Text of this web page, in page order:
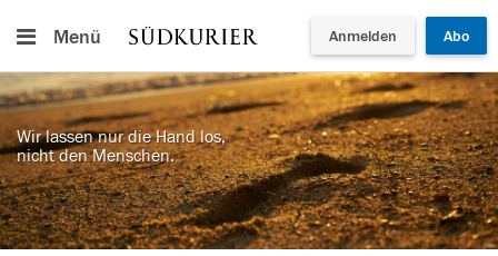
Menü Anmelden Abo
Wir lassen nur die Hand los,
nicht den Menschen.